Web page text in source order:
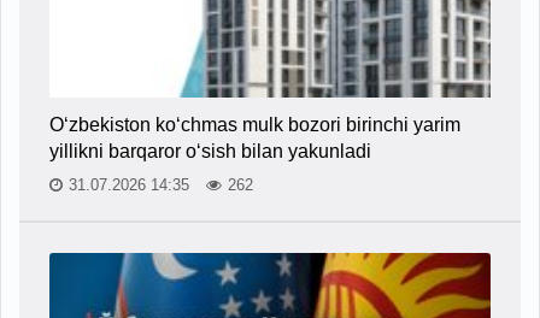
O‘zbekiston ko‘chmas mulk bozori birinchi yarim
yillikni barqaror o‘sish bilan yakunladi
31.07.2026 14:35 262